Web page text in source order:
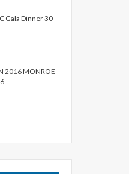
Gala Dinner 30
2016 MONROE